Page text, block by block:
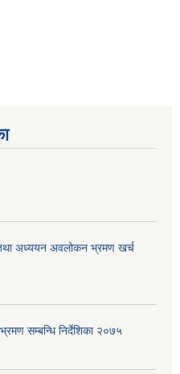
तथा अध्ययन अवलोकन भ्रमण खर्च
सम्बन्धि निर्देशिका २०७५